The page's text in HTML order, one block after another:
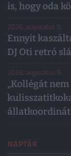
is, hogy oda
2026. augusztus 9.
Ennyit
DJ Oti retró
2026. augusztus 9.
„Kollégát
NAPTÁR